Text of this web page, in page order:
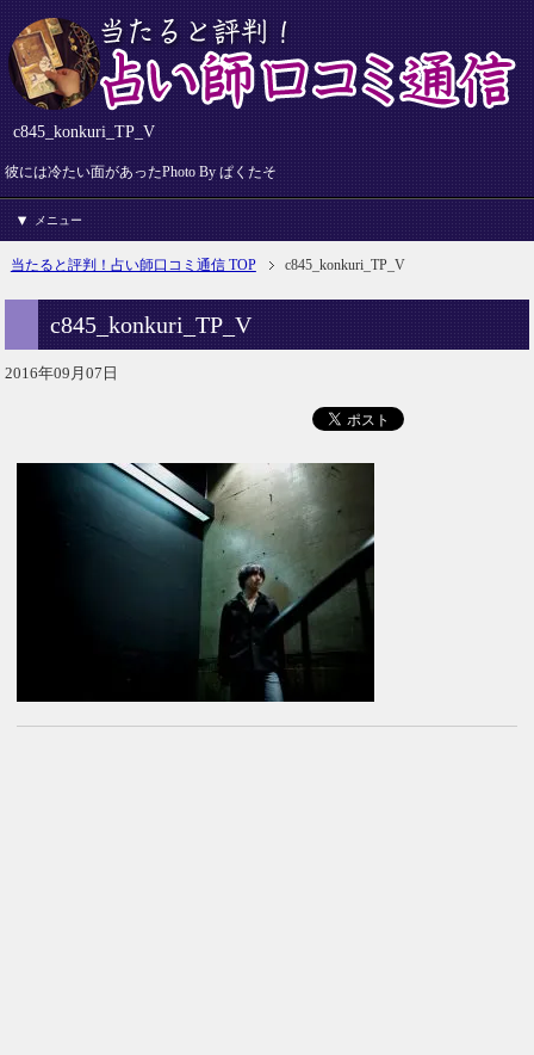
c845_konkuri_TP_V
彼には冷たい面があったPhoto By ぱくたそ
メニュー
当たると評判！占い師口コミ通信 TOP c845_konkuri_TP_V
c845_konkuri_TP_V
2016年09月07日